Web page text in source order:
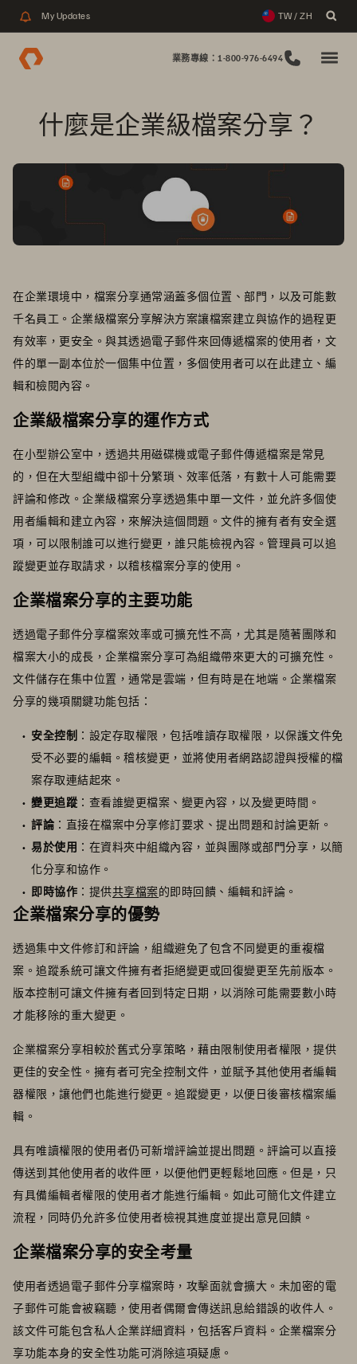
My Updates TW / ZH
業務專線：1-800-976-6494
什麼是企業級檔案分享？
在企業環境中，檔案分享通常涵蓋多個位置、部門，以及可能數
千名員工。企業級檔案分享解決方案讓檔案建立與協作的過程更
有效率，更安全。與其透過電子郵件來回傳遞檔案的使用者，文
件的單一副本位於一個集中位置，多個使用者可以在此建立、編
輯和檢閱內容。
企業級檔案分享的運作方式
在小型辦公室中，透過共用磁碟機或電子郵件傳遞檔案是常見
的，但在大型組織中卻十分繁瑣、效率低落，有數十人可能需要
評論和修改。企業級檔案分享透過集中單一文件，並允許多個使
用者編輯和建立內容，來解決這個問題。文件的擁有者有安全選
項，可以限制誰可以進行變更，誰只能檢視內容。管理員可以追
蹤變更並存取請求，以稽核檔案分享的使用。
企業檔案分享的主要功能
透過電子郵件分享檔案效率或可擴充性不高，尤其是隨著團隊和
檔案大小的成長，企業檔案分享可為組織帶來更大的可擴充性。
文件儲存在集中位置，通常是雲端，但有時是在地端。企業檔案
分享的幾項關鍵功能包括：
安全控制 ：設定存取權限，包括唯讀存取權限，以保護文件免
受不必要的編輯。稽核變更，並將使用者網路認證與授權的檔
案存取連結起來。
變更追蹤 ：查看誰變更檔案、變更內容，以及變更時間。
評論 ：直接在檔案中分享修訂要求、提出問題和討論更新。
易於使用 ：在資料夾中組織內容，並與團隊或部門分享，以簡
化分享和協作。
即時協作 ：提供共享檔案的即時回饋、編輯和評論。
企業檔案分享的優勢
透過集中文件修訂和評論，組織避免了包含不同變更的重複檔
案。追蹤系統可讓文件擁有者拒絕變更或回復變更至先前版本。
版本控制可讓文件擁有者回到特定日期，以消除可能需要數小時
才能移除的重大變更。
企業檔案分享相較於舊式分享策略，藉由限制使用者權限，提供
更佳的安全性。擁有者可完全控制文件，並賦予其他使用者編輯
器權限，讓他們也能進行變更。追蹤變更，以便日後審核檔案編
輯。
具有唯讀權限的使用者仍可新增評論並提出問題。評論可以直接
傳送到其他使用者的收件匣，以便他們更輕鬆地回應。但是，只
有具備編輯者權限的使用者才能進行編輯。如此可簡化文件建立
流程，同時仍允許多位使用者檢視其進度並提出意見回饋。
企業檔案分享的安全考量
使用者透過電子郵件分享檔案時，攻擊面就會擴大。未加密的電
子郵件可能會被竊聽，使用者偶爾會傳送訊息給錯誤的收件人。
該文件可能包含私人企業詳細資料，包括客戶資料。企業檔案分
享功能本身的安全性功能可消除這項疑慮。